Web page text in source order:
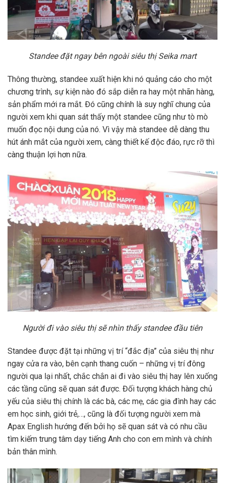
Standee đặt ngay bên ngoài siêu thị Seika mart
Thông thường, standee xuất hiện khi nó quảng cáo cho một
chương trình, sự kiện nào đó sắp diễn ra hay một nhãn hàng,
sản phẩm mới ra mắt. Đó cũng chính là suy nghĩ chung của
người xem khi quan sát thấy một standee cũng như tò mò
muốn đọc nội dung của nó. Vì vậy mà standee dễ dàng thu
hút ánh mắt của người xem, càng thiết kế độc đáo, rực rỡ thì
càng thuận lợi hơn nữa.
Người đi vào siêu thị sẽ nhìn thấy standee đầu tiên
Standee được đặt tại những vị trí “đắc địa” của siêu thị như
ngay cửa ra vào, bên cạnh thang cuốn – những vị trí đông
người qua lại nhất, chắc chắn ai đi vào siêu thị hay lên xuống
các tầng cũng sẽ quan sát được. Đối tượng khách hàng chủ
yếu của siêu thị chính là các bà, các mẹ, các gia đình hay các
em học sinh, giới trẻ,…, cũng là đối tượng người xem mà
Apax English hướng đến bởi họ sẽ quan sát và có nhu cầu
tìm kiếm trung tâm dạy tiếng Anh cho con em mình và chính
bản thân mình.